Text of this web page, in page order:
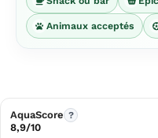
Animaux acceptés
AquaScore ?
8,9/10